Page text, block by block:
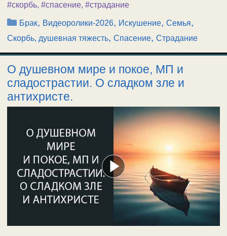
#скорбь, #спасение, #страдание
Рубрики
Брак, Видеоролики-2026, Искушение,Семья,
Скорбь, душевная тяжесть, Спасение, Страдание
О душевном мире и покое, МП и
сладострастии. О сладком зле и
антихристе.